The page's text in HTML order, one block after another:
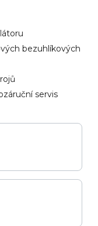
bezuhlíkových
servis